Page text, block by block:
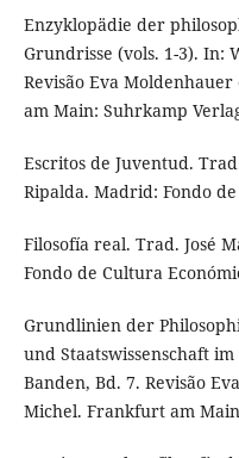
Enzyklopädie der
Grundrisse (vols. 1-3). In:
Revisão Eva
am Main: Suhrkamp
Escritos de Juventud.
Ripalda. Madrid: Fondo
Filosofía real. Trad. José
Fondo de Cultura
Grundlinien der
und Staatswissenschaft
Banden, Bd. 7. Revisão
Michel. Frankfurt am